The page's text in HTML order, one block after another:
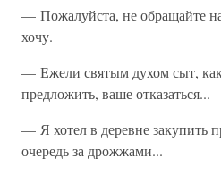
— Пожалуйста, не обращайте
хочу.
— Ежели святым духом сыт,
предложить, ваше отказаться...
— Я хотел в деревне закупить
очередь за дрожжами...